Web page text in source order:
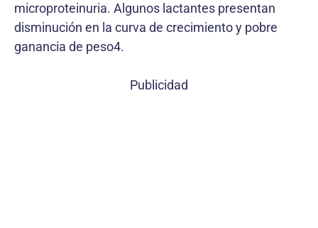
microproteinuria. Algunos lactantes presentan
disminución en la curva de crecimiento y pobre
ganancia de peso4.
Publicidad